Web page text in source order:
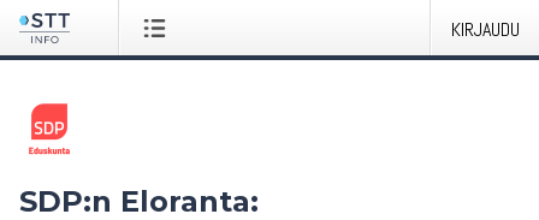
KIRJAUDU
SDP:n Eloranta: